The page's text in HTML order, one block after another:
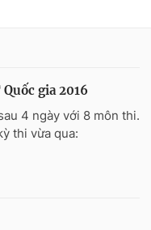
gia 2016
4 ngày với 8 môn thi.
thi vừa qua: